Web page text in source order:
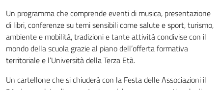
Un programma che comprende eventi di musica, presentazione
di libri, conferenze su temi sensibili come salute e sport, turismo,
ambiente e mobilità, tradizioni e tante attività condivise con il
mondo della scuola grazie al piano dell’offerta formativa
territoriale e l’Università della Terza Età.
Un cartellone che si chiuderà con la Festa delle Associazioni il